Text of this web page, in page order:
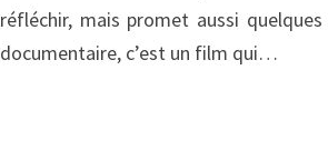
réfléchir, mais promet aussi
documentaire, c’est un film qui…